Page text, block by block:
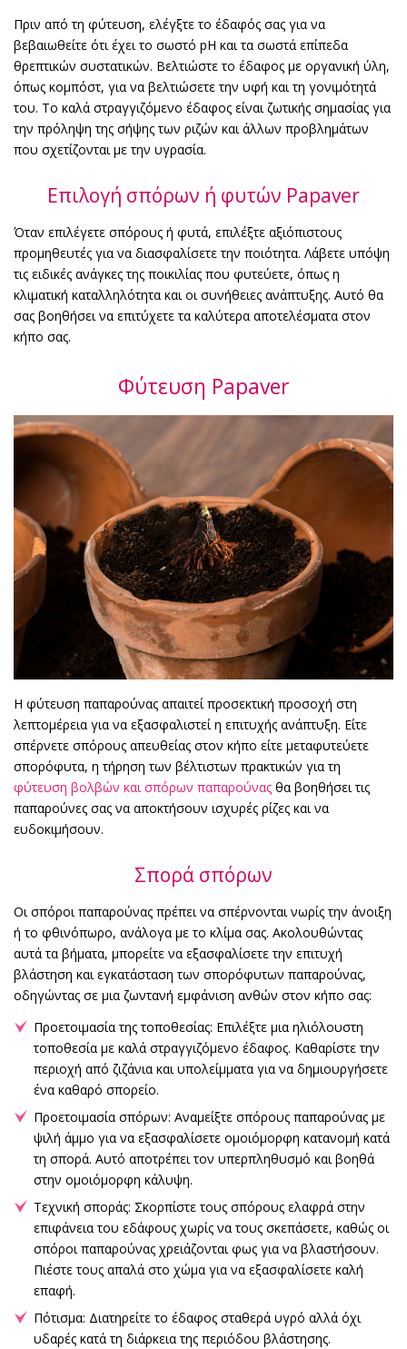
Πριν από τη φύτευση, ελέγξτε το έδαφός σας για να
βεβαιωθείτε ότι έχει το σωστό pH και τα σωστά επίπεδα
θρεπτικών συστατικών. Βελτιώστε το έδαφος με οργανική ύλη,
όπως κομπόστ, για να βελτιώσετε την υφή και τη γονιμότητά
του. Το καλά στραγγιζόμενο έδαφος είναι ζωτικής σημασίας για
την πρόληψη της σήψης των ριζών και άλλων προβλημάτων
που σχετίζονται με την υγρασία.
Επιλογή σπόρων ή φυτών Papaver
Όταν επιλέγετε σπόρους ή φυτά, επιλέξτε αξιόπιστους
προμηθευτές για να διασφαλίσετε την ποιότητα. Λάβετε υπόψη
τις ειδικές ανάγκες της ποικιλίας που φυτεύετε, όπως η
κλιματική καταλληλότητα και οι συνήθειες ανάπτυξης. Αυτό θα
σας βοηθήσει να επιτύχετε τα καλύτερα αποτελέσματα στον
κήπο σας.
Φύτευση Papaver
Η φύτευση παπαρούνας απαιτεί προσεκτική προσοχή στη
λεπτομέρεια για να εξασφαλιστεί η επιτυχής ανάπτυξη. Είτε
σπέρνετε σπόρους απευθείας στον κήπο είτε μεταφυτεύετε
σπορόφυτα, η τήρηση των βέλτιστων πρακτικών για τη
φύτευση βολβών και σπόρων παπαρούνας θα βοηθήσει τις
παπαρούνες σας να αποκτήσουν ισχυρές ρίζες και να
ευδοκιμήσουν.
Σπορά σπόρων
Οι σπόροι παπαρούνας πρέπει να σπέρνονται νωρίς την άνοιξη
ή το φθινόπωρο, ανάλογα με το κλίμα σας. Ακολουθώντας
αυτά τα βήματα, μπορείτε να εξασφαλίσετε την επιτυχή
βλάστηση και εγκατάσταση των σπορόφυτων παπαρούνας,
οδηγώντας σε μια ζωντανή εμφάνιση ανθών στον κήπο σας:
Προετοιμασία της τοποθεσίας: Επιλέξτε μια ηλιόλουστη
τοποθεσία με καλά στραγγιζόμενο έδαφος. Καθαρίστε την
περιοχή από ζιζάνια και υπολείμματα για να δημιουργήσετε
ένα καθαρό σπορείο.
Προετοιμασία σπόρων: Αναμείξτε σπόρους παπαρούνας με
ψιλή άμμο για να εξασφαλίσετε ομοιόμορφη κατανομή κατά
τη σπορά. Αυτό αποτρέπει τον υπερπληθυσμό και βοηθά
στην ομοιόμορφη κάλυψη.
Τεχνική σποράς: Σκορπίστε τους σπόρους ελαφρά στην
επιφάνεια του εδάφους χωρίς να τους σκεπάσετε, καθώς οι
σπόροι παπαρούνας χρειάζονται φως για να βλαστήσουν.
Πιέστε τους απαλά στο χώμα για να εξασφαλίσετε καλή
επαφή.
Πότισμα: Διατηρείτε το έδαφος σταθερά υγρό αλλά όχι
υδαρές κατά τη διάρκεια της περιόδου βλάστησης.